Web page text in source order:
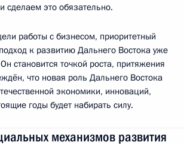
сделаем это обязательно.
работы с бизнесом, приоритетный
к развитию Дальнего Востока уже
становится точкой роста, притяжения
что новая роль Дальнего Востока
экономики, инноваций,
годы будет набирать силу.
механизмов развития